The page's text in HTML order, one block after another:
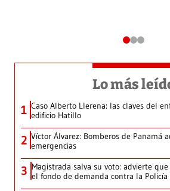
Lo más
1 Caso Alberto Llerena: las claves del
edificio Hatillo
2 Víctor Álvarez: Bomberos de Panamá
emergencias
3 Magistrada salva su voto: advierte
el fondo de demanda contra la Policía